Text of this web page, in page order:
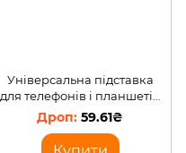
Універсальна підставка
для телефонів і планшетів
S059 Салатовий (X05/4196)
59.61₴